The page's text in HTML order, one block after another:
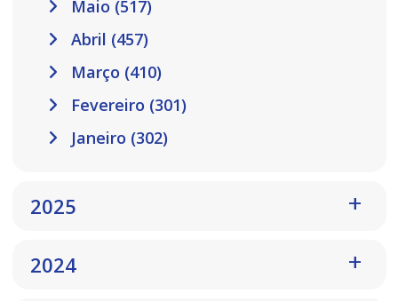
Maio (517)
Abril (457)
Março (410)
Fevereiro (301)
Janeiro (302)
2025
2024